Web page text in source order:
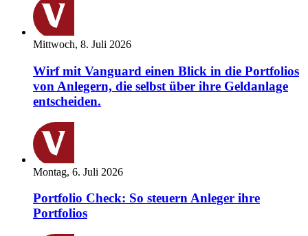
Mittwoch, 8. Juli 2026
Wirf mit Vanguard einen Blick in die Portfolios
von Anlegern, die selbst über ihre Geldanlage
entscheiden.
Montag, 6. Juli 2026
Portfolio Check: So steuern Anleger ihre
Portfolios